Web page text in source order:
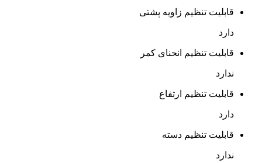
قابلیت تنظیم زاویه پشتی
دارد
قابلیت تنظیم انحنای کمر
ندارد
قابلیت تنظیم ارتفاع
دارد
قابلیت تنظیم دسته
ندارد